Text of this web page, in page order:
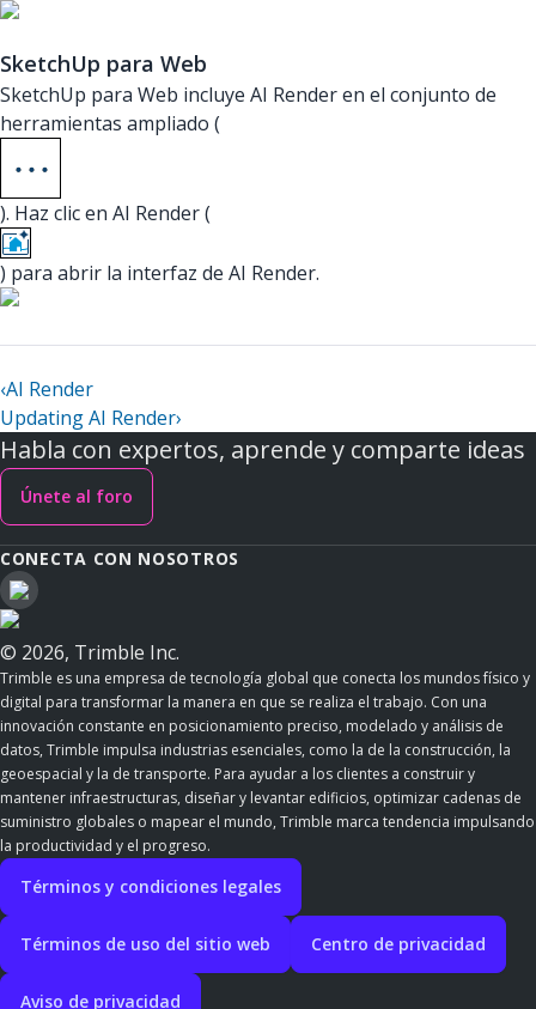
SketchUp para Web
SketchUp para Web incluye AI Render en el conjunto de
herramientas ampliado (
). Haz clic en AI Render (
) para abrir la interfaz de AI Render.
‹AI Render
Updating AI Render›
Habla con expertos, aprende y comparte ideas
Únete al foro
CONECTA CON NOSOTROS
© 2026, Trimble Inc.
Trimble es una empresa de tecnología global que conecta los mundos físico y
digital para transformar la manera en que se realiza el trabajo. Con una
innovación constante en posicionamiento preciso, modelado y análisis de
datos, Trimble impulsa industrias esenciales, como la de la construcción, la
geoespacial y la de transporte. Para ayudar a los clientes a construir y
mantener infraestructuras, diseñar y levantar edificios, optimizar cadenas de
suministro globales o mapear el mundo, Trimble marca tendencia impulsando
la productividad y el progreso.
Términos y condiciones legales
Términos de uso del sitio web Centro de privacidad
Aviso de privacidad